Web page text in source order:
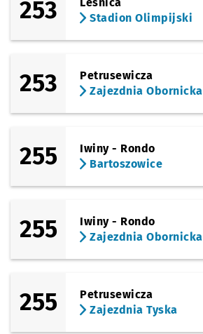
253
Stadion Olimpijski
253
Petrusewicza
Zajezdnia Obornicka
255
Iwiny - Rondo
Bartoszowice
255
Iwiny - Rondo
Zajezdnia Obornicka
255
Petrusewicza
Zajezdnia Tyska